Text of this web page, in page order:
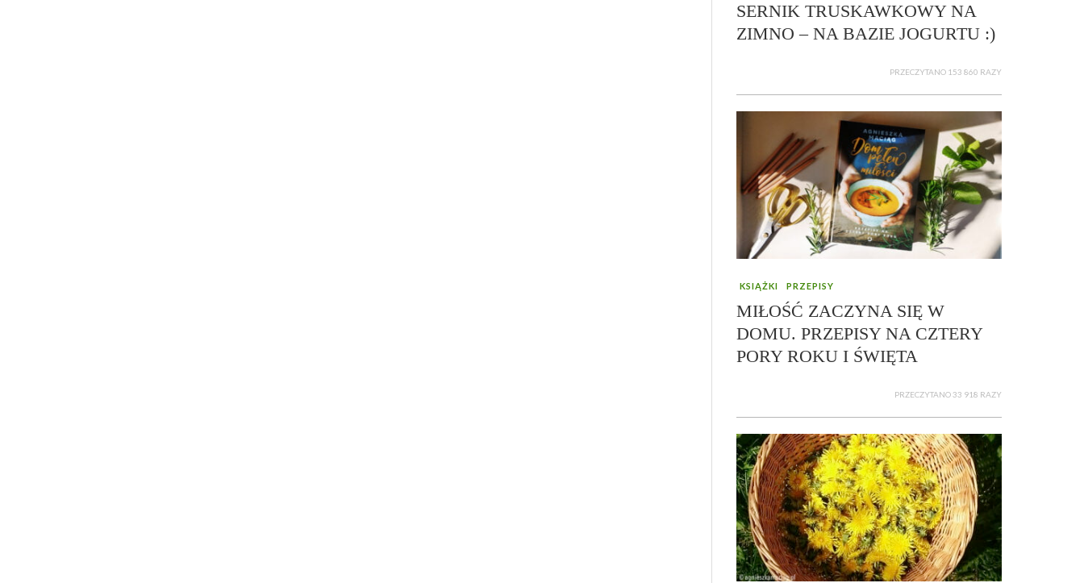
SERNIK TRUSKAWKOWY NA
ZIMNO – NA BAZIE JOGURTU :)
PRZECZYTANO 153 860 RAZY
KSIĄŻKI PRZEPISY
MIŁOŚĆ ZACZYNA SIĘ W
DOMU. PRZEPISY NA CZTERY
PORY ROKU I ŚWIĘTA
PRZECZYTANO 33 918 RAZY